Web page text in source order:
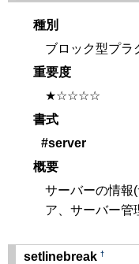
種別
ブロック型プラ
重要度
★☆☆☆☆
書式
#server
概要
サーバーの情報
ア、サーバー管
setlinebreak †